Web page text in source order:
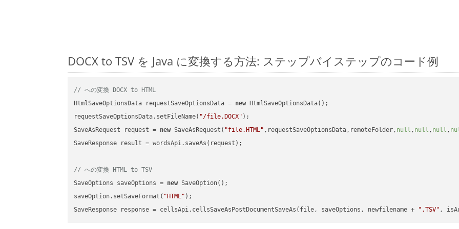
DOCX to TSV を Java に変換する方法: ステップバイステップのコード例
// への変換 DOCX to HTML
HtmlSaveOptionsData requestSaveOptionsData = new HtmlSaveOptionsData();
requestSaveOptionsData.setFileName( "/file.DOCX" );
SaveAsRequest request = new SaveAsRequest( "file.HTML" ,requestSaveOptionsData,remoteFolder, null , null , null ,
SaveResponse result = wordsApi.saveAs(request);
// への変換 HTML to TSV
SaveOptions saveOptions = new SaveOption();
saveOption.setSaveFormat( "HTML" );
SaveResponse response = cellsApi.cellsSaveAsPostDocumentSaveAs(file, saveOptions, newfilename +
".TSV" ,